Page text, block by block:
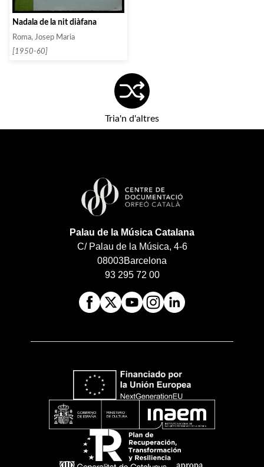
Nadala de la nit diàfana
Roma, Josep Maria
[1950-60]
Tria'n d'altres
Palau de la Música Catalana
C/ Palau de la Música, 4-6
08003Barcelona
93 295 72 00